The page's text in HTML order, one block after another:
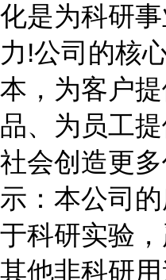
化是为科研
力!公司的核
本，为客户
品、为员工
社会创造更
示：本公司
于科研实验
其他非科研用